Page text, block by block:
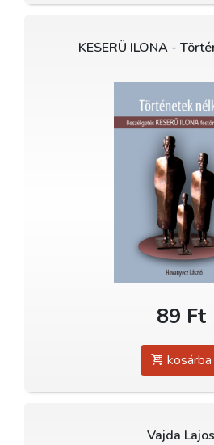
KESERÜ ILONA -
89 Ft
kosárba
Vajda Lajos